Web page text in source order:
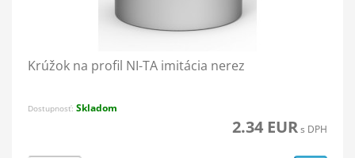
Krúžok na profil NI-TA imitácia nerez
Dostupnosť: Skladom
2.34 EURs DPH